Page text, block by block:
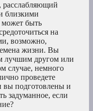
расслабляющий
близкими
быть
на
возможно,
жизни. Вы
лучшим другом или
случае, немного
проведете
вы подготовлены и
задуманное, если